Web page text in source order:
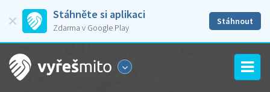
Stáhněte si aplikaci
Zdarma v Google Play
Stáhnout